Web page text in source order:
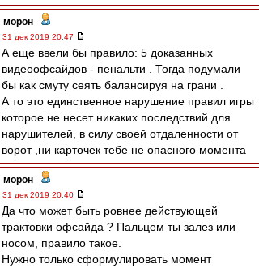
морон -
31 дек 2019 20:47
А еще ввели бы правило: 5 доказанных
видеоофсайдов - пенальти . Тогда подумали
бы как смуту сеять балансируя на грани .
А то это единственное нарушение правил игры
которое не несет никаких последствий для
нарушителей, в силу своей отдаленности от
ворот ,ни карточек тебе не опасного момента
морон -
31 дек 2019 20:40
Да что может быть ровнее действующей
трактовки офсайда ? Пальцем ты залез или
носом, правило такое.
Нужно только сформулировать момент